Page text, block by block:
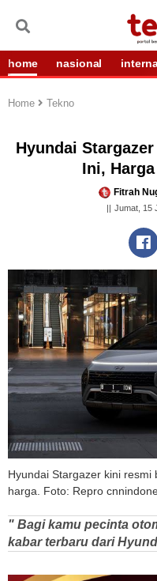
home nasional
Home Tekno
Hyundai
Ini,
Fitrah
Jumat, 15
Hyundai Stargazer kini
harga. Foto: Repro
" Bagi kamu pecinta
kabar terbaru dari